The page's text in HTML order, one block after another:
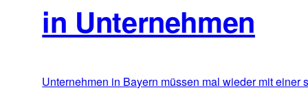
in Unternehmen
Unternehmen in Bayern müssen mal wieder mit